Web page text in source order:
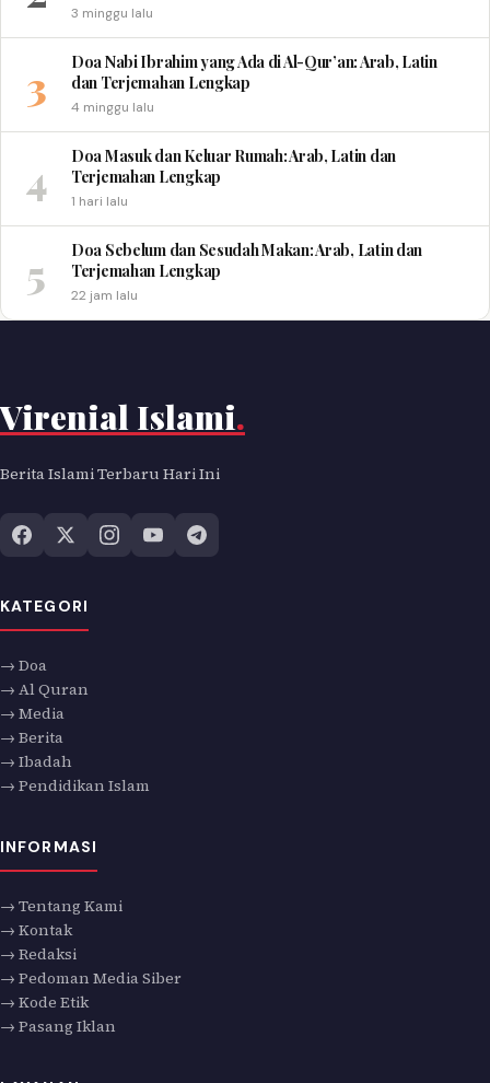
3 minggu lalu
3
Doa Nabi Ibrahim yang Ada di Al-Qur’an: Arab, Latin
dan Terjemahan Lengkap
4 minggu lalu
4
Doa Masuk dan Keluar Rumah: Arab, Latin dan
Terjemahan Lengkap
1 hari lalu
5
Doa Sebelum dan Sesudah Makan: Arab, Latin dan
Terjemahan Lengkap
22 jam lalu
Virenial Islami.
Berita Islami Terbaru Hari Ini
KATEGORI
→ Doa
→ Al Quran
→ Media
→ Berita
→ Ibadah
→ Pendidikan Islam
INFORMASI
→ Tentang Kami
→ Kontak
→ Redaksi
→ Pedoman Media Siber
→ Kode Etik
→ Pasang Iklan